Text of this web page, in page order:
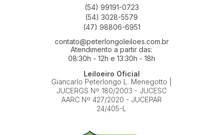
(54) 99191-0723
(54) 3028-5579
(47) 98806-6951
contato@peterlongoleiloes.com.br
Atendimento a partir das:
08:30h - 12h e 13:30h - 18h
Leiloeiro Oficial
Giancarlo Peterlongo L. Menegotto |
JUCERGS Nº 180/2003 - JUCESC
AARC Nº 427/2020 - JUCEPAR
24/405-L